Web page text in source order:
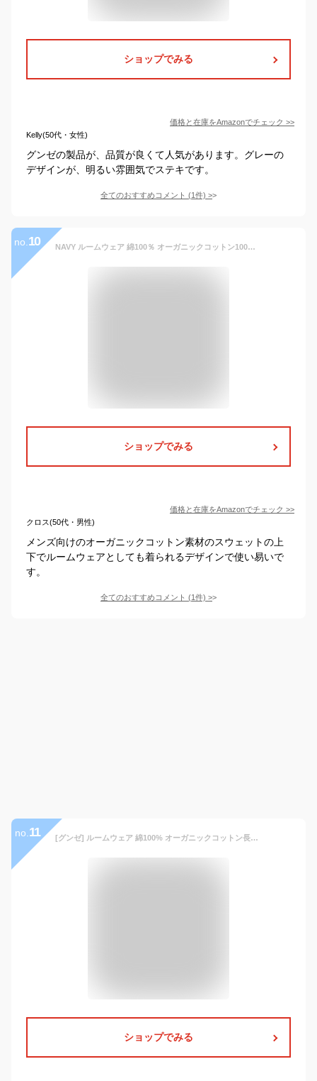
ショップでみる
価格と在庫をAmazonでチェック >>
Kelly(50代・女性)
グンゼの製品が、品質が良くて人気があります。グレーの
デザインが、明るい雰囲気でステキです。
全てのおすすめコメント (1件) >
no. 10 NAVY ルームウェア 綿100％ オーガニックコットン100％ スウェット トレーナー パンツ 上下セット セットアップ オーガニックコットン パジャマ メンズ 304137MH ブラック:L
ショップでみる
価格と在庫をAmazonでチェック >>
クロス(50代・男性)
メンズ向けのオーガニックコットン素材のスウェットの上
下でルームウェアとしても着られるデザインで使い易いで
す。
全てのおすすめコメント (1件) >
no. 11 [グンゼ] ルームウェア 綿100% オーガニックコットン長袖 オーガニックフランネル起毛 メンズ ｸﾞﾚ L
ショップでみる